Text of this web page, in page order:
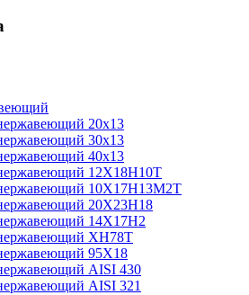
20х13
30х13
40х13
12Х18Н10Т
10Х17Н13М2T
20Х23Н18
14Х17Н2
ХН78Т
95Х18
AISI 430
AISI 321